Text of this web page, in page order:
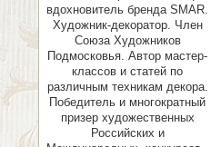
вдохновитель бренда SMAR.
Художник-декоратор. Член
Союза Художников
Подмосковья. Автор мастер-
классов и статей по
различным техникам декора.
Победитель и многократный
призер художественных
Российских и